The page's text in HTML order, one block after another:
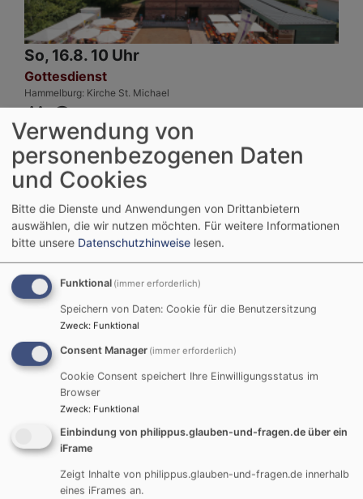
So, 16.8. 10 Uhr
Gottesdienst
Hammelburg Kirche St. Michael
Di, 18.8. 18:30 Uhr
Gebetstreff
Hammelburg Kirche St. Michael
Verwendung von
personenbezogenen Daten
und Cookies
Bitte die Dienste und Anwendungen von Drittanbietern
auswählen, die wir nutzen möchten. Für weitere Informationen
bitte unsere Datenschutzhinweise lesen.
Funktional (immer erforderlich)
Speichern von Daten: Cookie für die Benutzersitzung
Zweck: Funktional
Consent Manager (immer erforderlich)
Cookie Consent speichert Ihre Einwilligungsstatus im
Browser
Zweck: Funktional
Einbindung von philippus.glauben-und-fragen.de über ein
iFrame
Zeigt Inhalte von philippus.glauben-und-fragen.de innerhalb
eines iFrames an.